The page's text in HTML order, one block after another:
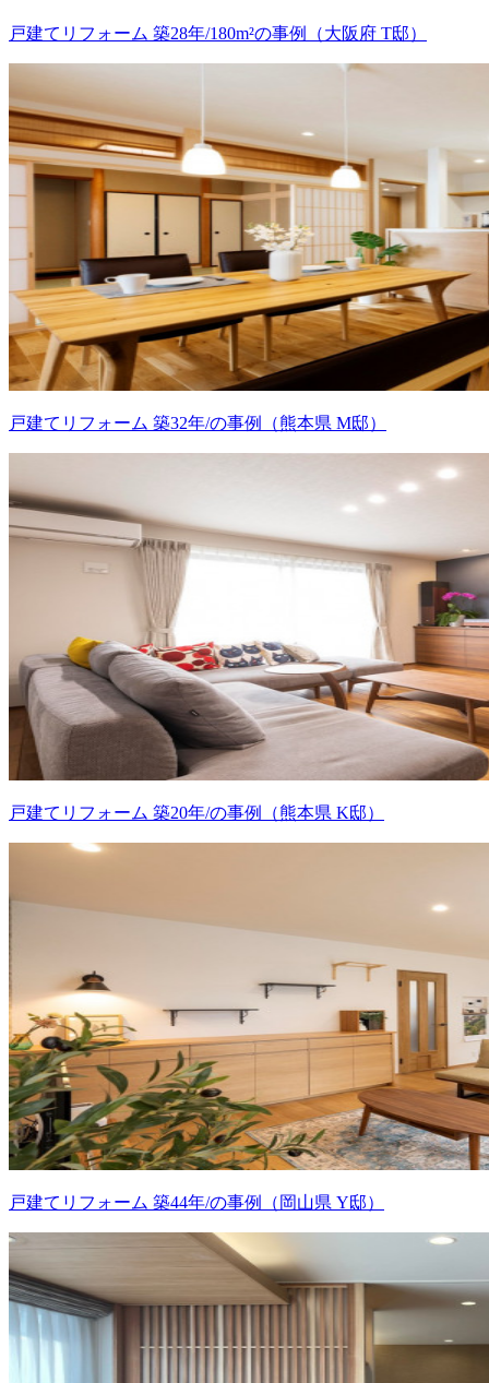
戸建てリフォーム 築28年/180m²の事例（大阪府 T邸）
戸建てリフォーム 築32年/の事例（熊本県 M邸）
戸建てリフォーム 築20年/の事例（熊本県 K邸）
戸建てリフォーム 築44年/の事例（岡山県 Y邸）